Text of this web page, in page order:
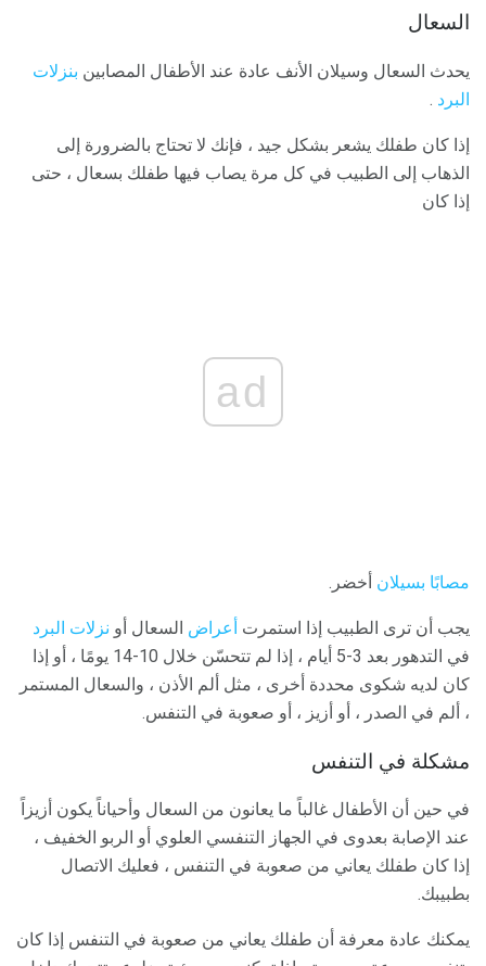
السعال
يحدث السعال وسيلان الأنف عادة عند الأطفال المصابين بنزلات
البرد .
إذا كان طفلك يشعر بشكل جيد ، فإنك لا تحتاج بالضرورة إلى
الذهاب إلى الطبيب في كل مرة يصاب فيها طفلك بسعال ، حتى
إذا كان
ad
مصابًا بسيلان أخضر.
يجب أن ترى الطبيب إذا استمرت أعراض السعال أو نزلات البرد
في التدهور بعد 3-5 أيام ، إذا لم تتحسّن خلال 10-14 يومًا ، أو إذا
كان لديه شكوى محددة أخرى ، مثل ألم الأذن ، والسعال المستمر
، ألم في الصدر ، أو أزيز ، أو صعوبة في التنفس.
مشكلة في التنفس
في حين أن الأطفال غالباً ما يعانون من السعال وأحياناً يكون أزيزاً
عند الإصابة بعدوى في الجهاز التنفسي العلوي أو الربو الخفيف ،
إذا كان طفلك يعاني من صعوبة في التنفس ، فعليك الاتصال
بطبيبك.
يمكنك عادة معرفة أن طفلك يعاني من صعوبة في التنفس إذا كان